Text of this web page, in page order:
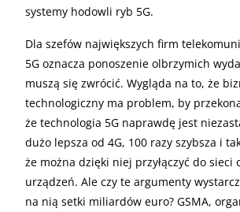
systemy hodowli ryb 5G.
Dla szefów największych firm
5G oznacza ponoszenie olbrzymich
muszą się zwrócić. Wygląda na to, że
technologiczny ma problem, by
że technologia 5G naprawdę jest
dużo lepsza od 4G, 100 razy szybsza i
że można dzięki niej przyłączyć do sieci
urządzeń. Ale czy te argumenty
na nią setki miliardów euro? GSMA,